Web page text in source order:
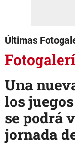
Últimas
Una
los
se podrá
jornada